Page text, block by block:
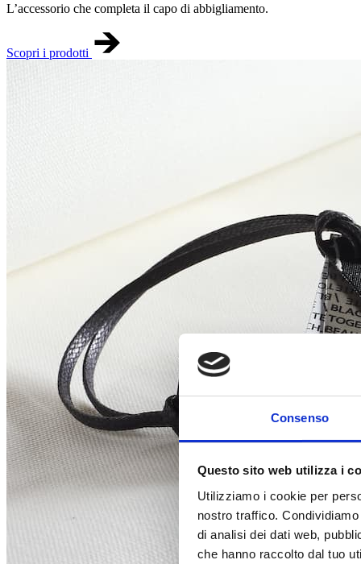
Consenso
Questo sito web utilizza i
Utilizziamo i cookie per
nostro traffico.
di analisi dei dati web,
che hanno raccolto dal tuo
L’accessorio che completa il capo di abbigliamento.
Scopri i prodotti